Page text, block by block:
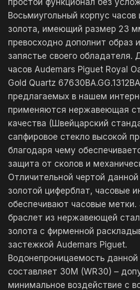
простой функционал без
Восьмиугольный корпус
золота, имеющий размер 23
превосходно дополнит образ
запястье своего обладателя.
часов Audemars Piguet Royal
Gold Quartz
предлагаемых в нашем
применяются нержавеющая
качества (Швейцарский
сапфировое стекло высокой
благодаря чему
защита от сколов и
Отличительной чертой
золотой циферблат, часовые
обеспечивают часовые
браслет из нержавеющей
золота с фирменной
застежкой Audemars Piguet.
Водонепроницаемость
составляет 30М (WR30) –
минимальное воздействие с